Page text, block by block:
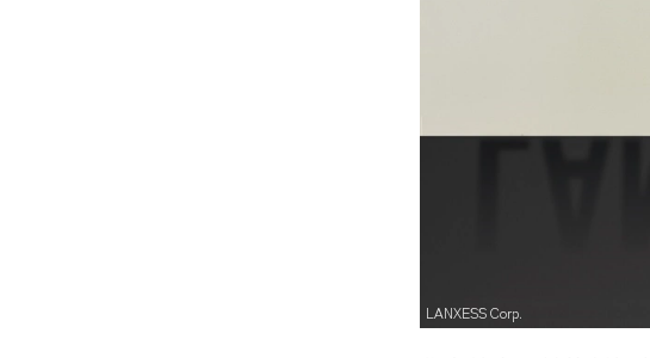
LANXESS Corp.